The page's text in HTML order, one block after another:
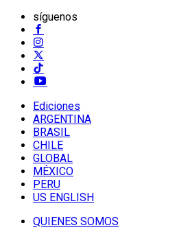
síguenos
Ediciones
ARGENTINA
BRASIL
CHILE
GLOBAL
MÉXICO
PERU
US ENGLISH
QUIENES SOMOS